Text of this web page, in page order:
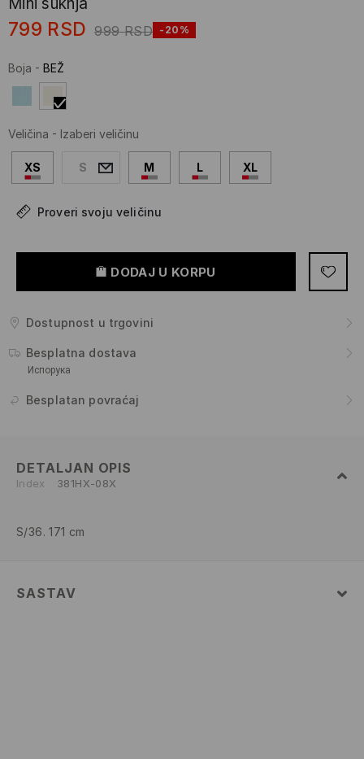
Mini suknja
799 RSD 999 RSD -20%
Boja - BEŽ
Veličina - Izaberi veličinu
XS S M L XL
Proveri svoju veličinu
DODAJ U KORPU
Dostupnost u trgovini
Besplatna dostava
Испорука
Besplatan povraćaj
DETALJAN OPIS
Index 381HX-08X
S/36. 171 cm
SASTAV